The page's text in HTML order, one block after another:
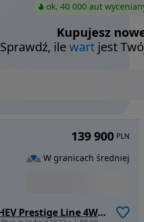
ok. 40 000 aut
Kupujesz
Sprawdź, ilewart jest
Kia Sorento 1.6 T-GDI PHEV Prestige Line 4WD 7os
139 900 PLN
W granicach średniej